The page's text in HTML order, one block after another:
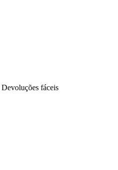
Devoluções fáceis